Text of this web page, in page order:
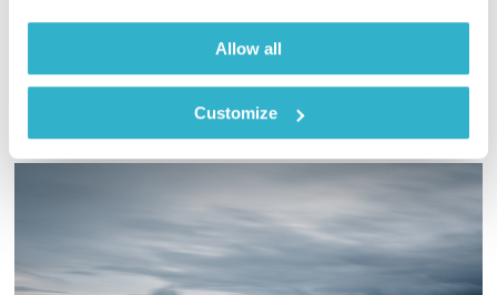
Allow all
Customize
אודיו